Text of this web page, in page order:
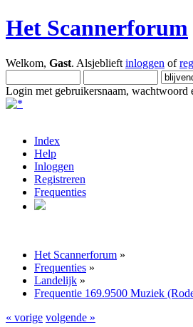
Het Scannerforum
Welkom, Gast. Alsjeblieft inloggen of
Login met gebruikersnaam, wachtwoord
Index
Help
Inloggen
Registreren
Frequenties
Het Scannerforum »
Frequenties »
Landelijk »
Frequentie 169.9500 Muziek
« vorige volgende »